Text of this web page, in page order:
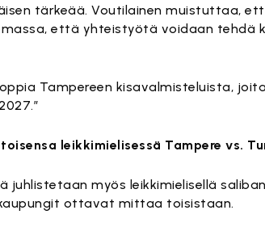
tärkeää. Voutilainen muistuttaa,
että yhteistyötä voidaan tehdä
Tampereen kisavalmisteluista,
leikkimielisessä Tampere vs.
juhlistetaan myös leikkimielisellä
ottavat mittaa toisistaan.